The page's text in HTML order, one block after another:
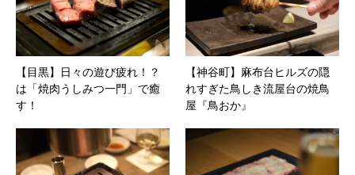
【目黒】日々の遊び疲れ！？
は「焼肉うしみつ一門」で癒
す！
【神谷町】麻布台ヒルズの隠
れすぎた鳥しき流屋台の焼鳥
屋『鳥おか』